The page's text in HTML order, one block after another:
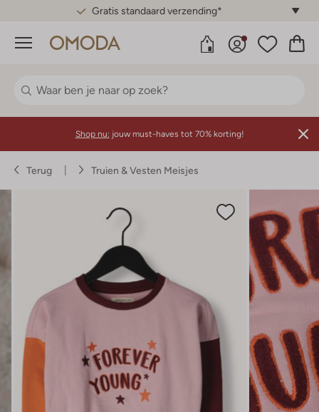
Gratis standaard verzending*
Menu
Shop nu: jouw must-haves tot 70% korting!
Terug Truien & Vesten Meisjes